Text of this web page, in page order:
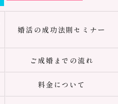
婚活の成功法則セミナー
ご成婚までの流れ
料金について